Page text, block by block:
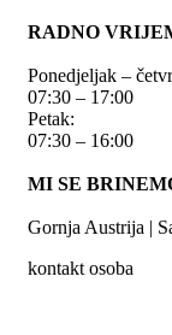
RADNO
Ponedjeljak –
07:30 – 17:00
Petak:
07:30 – 16:00
MI SE
Gornja Austrija |
kontakt osoba